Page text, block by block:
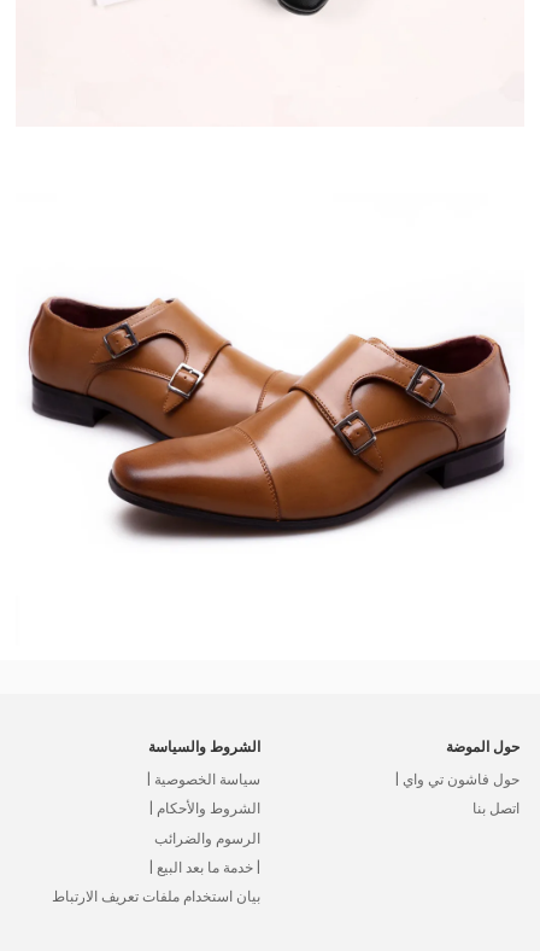
حول الموضة
حول فاشون تي واي |
اتصل بنا
الشروط والسياسة
سياسة الخصوصية |
الشروط والأحكام |
الرسوم والضرائب
| خدمة ما بعد البيع |
بيان استخدام ملفات تعريف الارتباط